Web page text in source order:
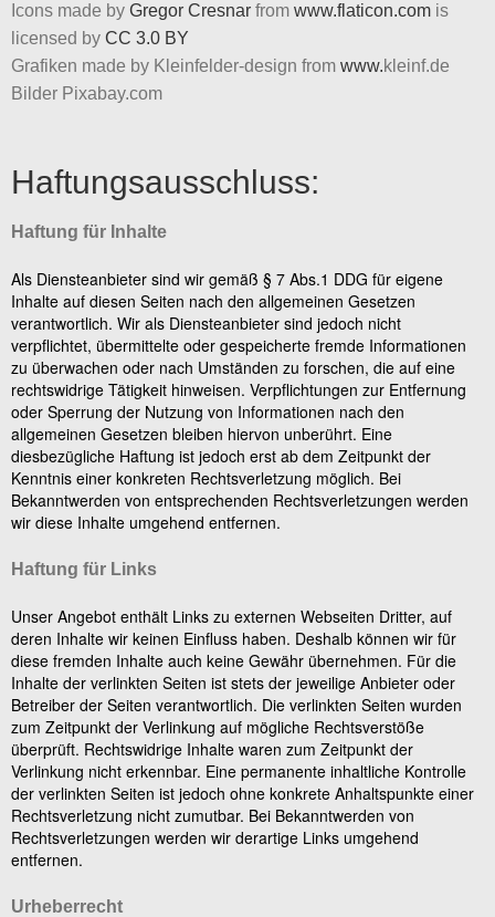
Icons made by Gregor Cresnar from www.flaticon.com is
licensed by CC 3.0 BY
Grafiken made by Kleinfelder-design from www.kleinf.de
Bilder Pixabay.com
Haftungsausschluss:
Haftung für Inhalte
Als Diensteanbieter sind wir gemäß § 7 Abs.1 DDG für eigene
Inhalte auf diesen Seiten nach den allgemeinen Gesetzen
verantwortlich. Wir als Diensteanbieter sind jedoch nicht
verpflichtet, übermittelte oder gespeicherte fremde Informationen
zu überwachen oder nach Umständen zu forschen, die auf eine
rechtswidrige Tätigkeit hinweisen. Verpflichtungen zur Entfernung
oder Sperrung der Nutzung von Informationen nach den
allgemeinen Gesetzen bleiben hiervon unberührt. Eine
diesbezügliche Haftung ist jedoch erst ab dem Zeitpunkt der
Kenntnis einer konkreten Rechtsverletzung möglich. Bei
Bekanntwerden von entsprechenden Rechtsverletzungen werden
wir diese Inhalte umgehend entfernen.
Haftung für Links
Unser Angebot enthält Links zu externen Webseiten Dritter, auf
deren Inhalte wir keinen Einfluss haben. Deshalb können wir für
diese fremden Inhalte auch keine Gewähr übernehmen. Für die
Inhalte der verlinkten Seiten ist stets der jeweilige Anbieter oder
Betreiber der Seiten verantwortlich. Die verlinkten Seiten wurden
zum Zeitpunkt der Verlinkung auf mögliche Rechtsverstöße
überprüft. Rechtswidrige Inhalte waren zum Zeitpunkt der
Verlinkung nicht erkennbar. Eine permanente inhaltliche Kontrolle
der verlinkten Seiten ist jedoch ohne konkrete Anhaltspunkte einer
Rechtsverletzung nicht zumutbar. Bei Bekanntwerden von
Rechtsverletzungen werden wir derartige Links umgehend
entfernen.
Urheberrecht